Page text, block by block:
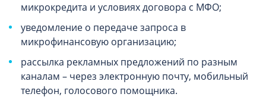
микрокредита и условиях договора с МФО;
уведомление о передаче запроса в
микрофинансовую организацию;
рассылка рекламных предложений по разным
каналам – через электронную почту, мобильный
телефон, голосового помощника.